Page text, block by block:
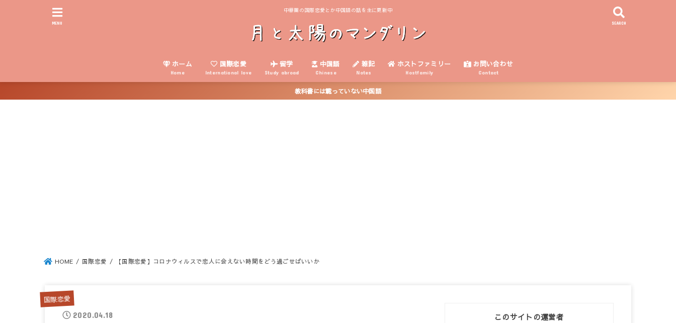
中華圏の国際恋愛とか中国語の話を主に更新中
ホーム
Home
国際恋愛
International love
留学
Study abroad
中国語
Chinese
雑記
Notes
ホストファミリー
Hostfamily
お問い合わせ
Contact
SEARCH
MENU
教科書には載っていない中国語
HOME 国際恋愛 【国際恋愛】コロナウィルスで恋人に会えない時間をどう過ごせばいいか
国際恋愛
2020.04.18 このサイトの運営者